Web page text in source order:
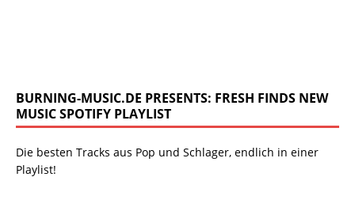
BURNING-MUSIC.DE PRESENTS: FRESH FINDS NEW
MUSIC SPOTIFY PLAYLIST
Die besten Tracks aus Pop und Schlager, endlich in einer
Playlist!